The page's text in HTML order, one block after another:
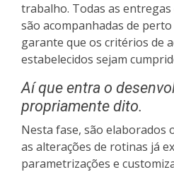
trabalho. Todas as
são acompanhadas de
garante que os critérios de
estabelecidos sejam
Aí que entra o
propriamente dito.
Nesta fase, são elaborados
as alterações de rotinas já
parametrizações e